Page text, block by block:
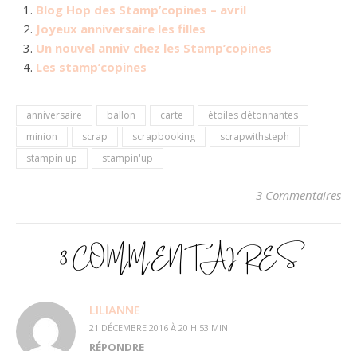
Blog Hop des Stamp’copines – avril
Joyeux anniversaire les filles
Un nouvel anniv chez les Stamp’copines
Les stamp’copines
anniversaire ballon carte
étoiles détonnantes
minion
scrap scrapbooking
scrapwithsteph
stampin up
stampin'up
3 Commentaires
3 COMMENTAIRES
LILIANNE
21 DÉCEMBRE 2016 À 20 H 53 MIN
RÉPONDRE